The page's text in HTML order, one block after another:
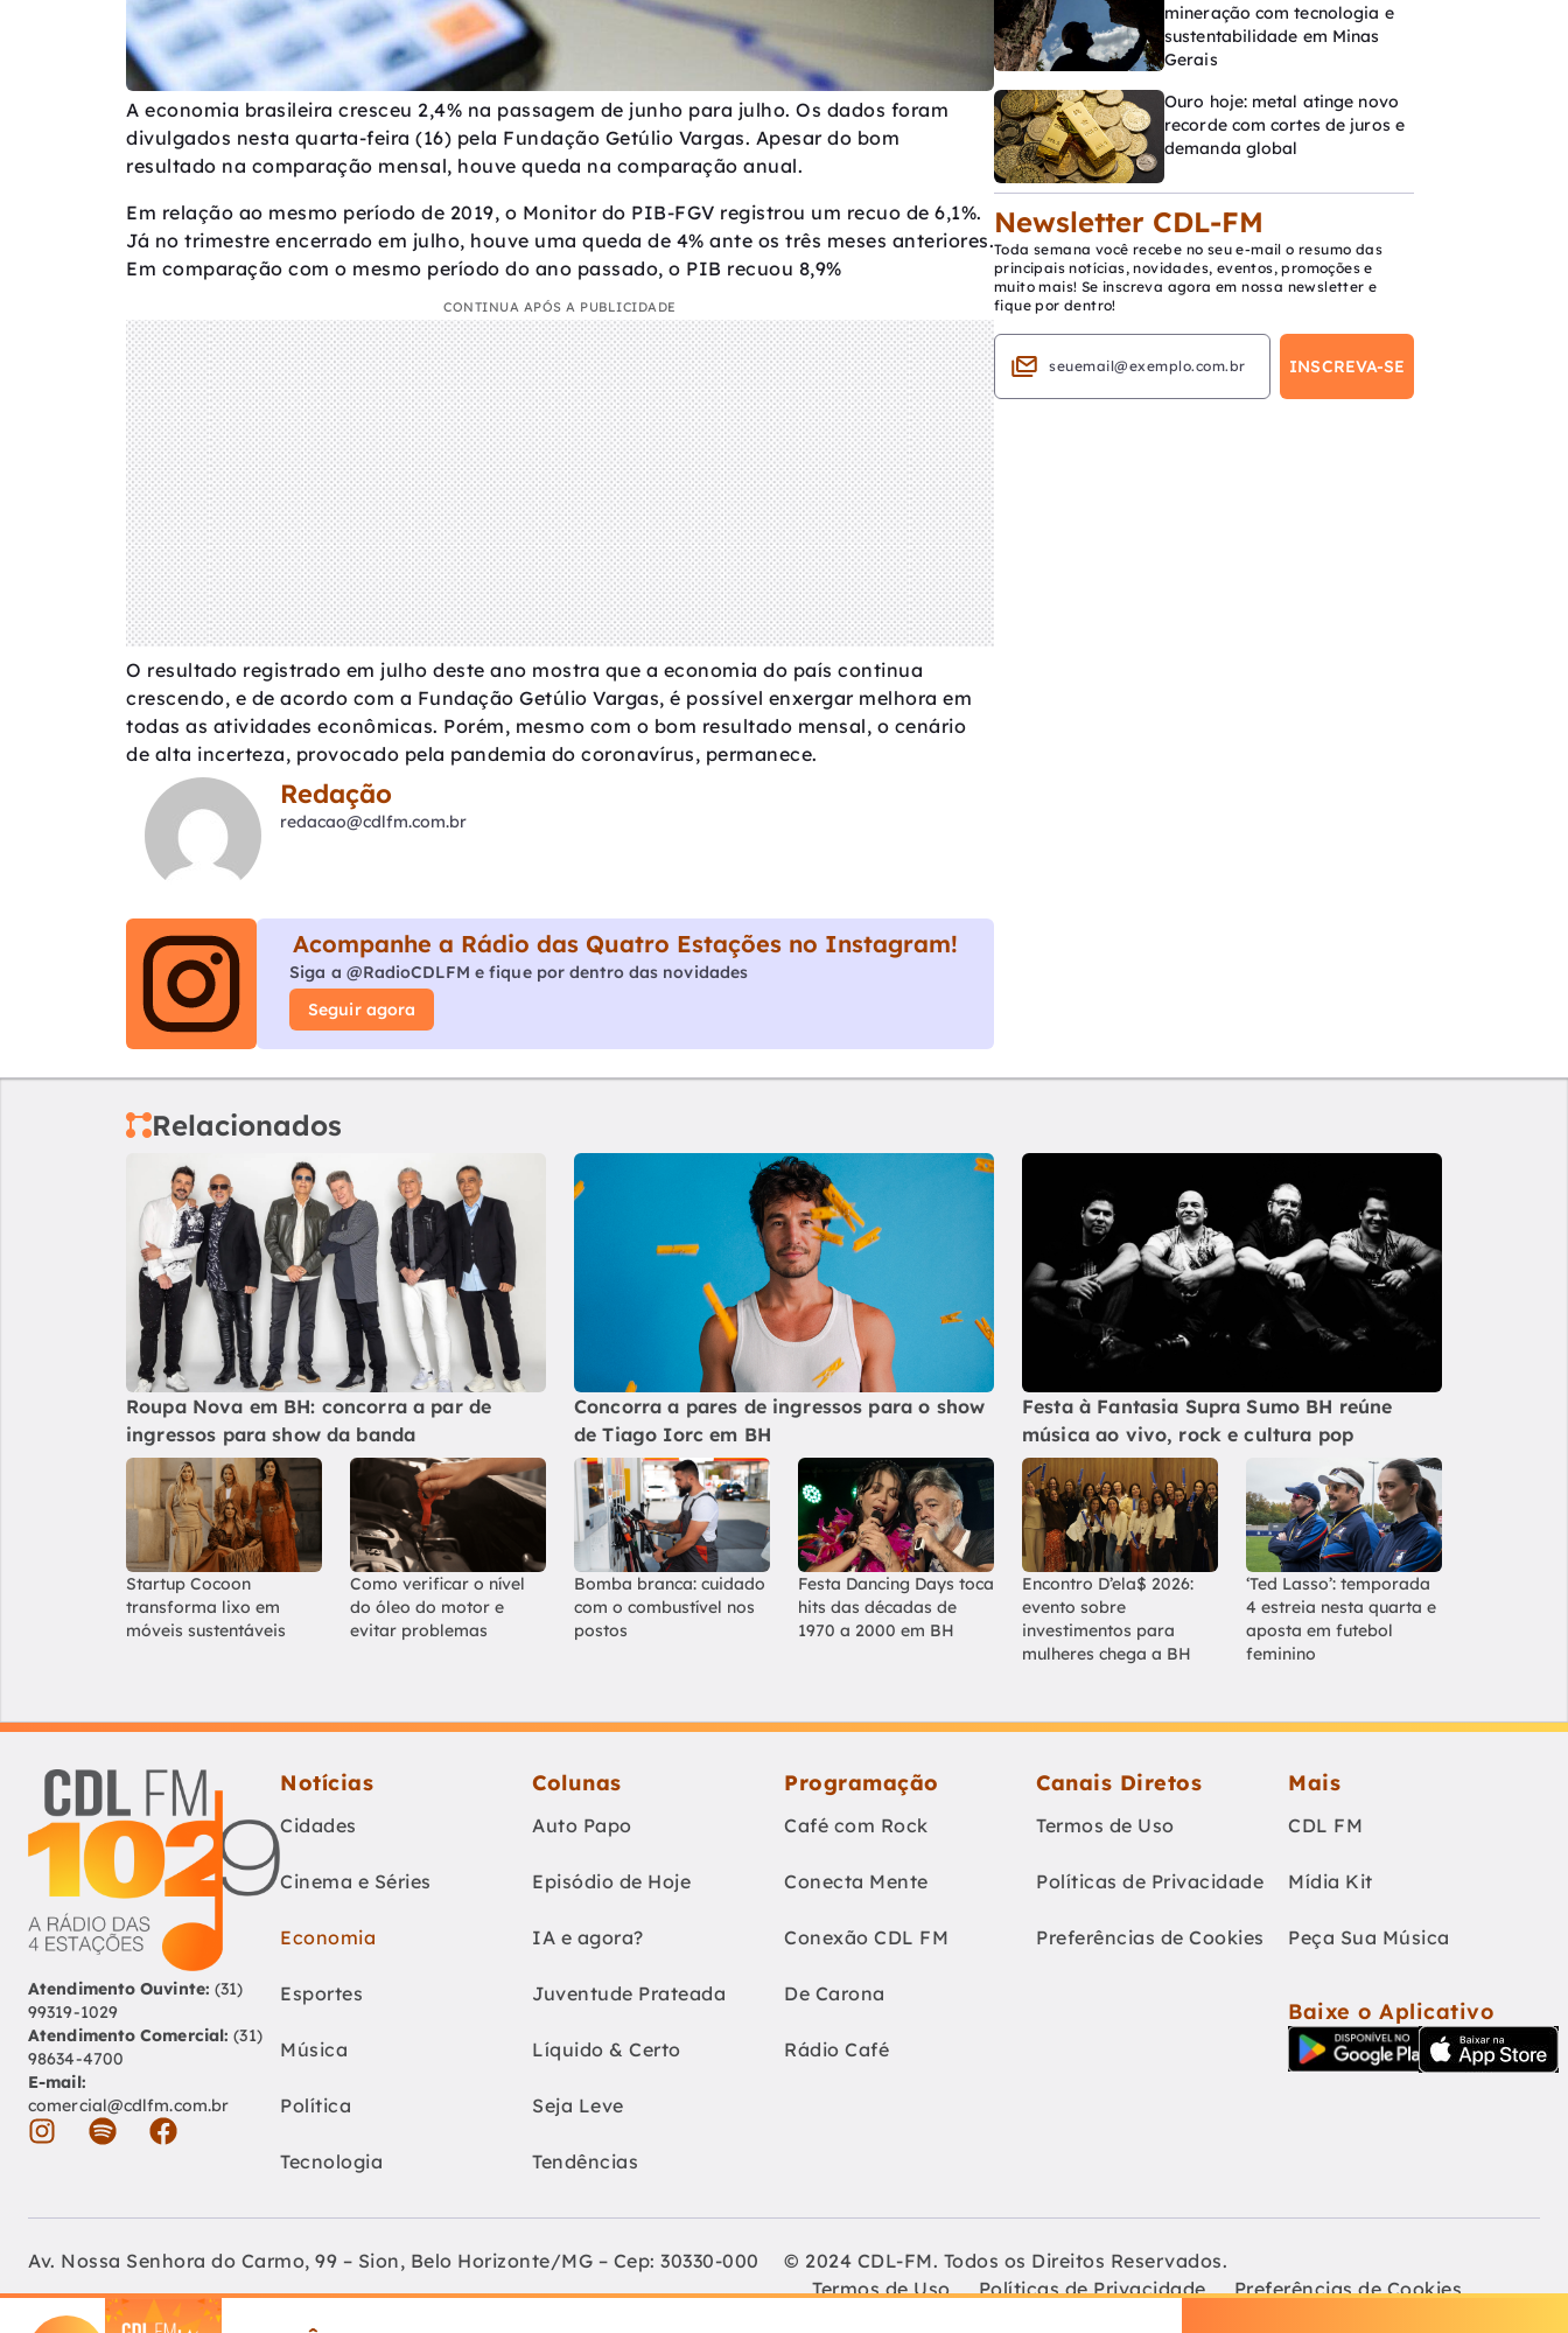
A economia brasileira cresceu 2,4% na passagem de junho para julho. Os dados foram
divulgados nesta quarta-feira (16) pela Fundação Getúlio Vargas. Apesar do bom
resultado na comparação mensal, houve queda na comparação anual.
Em relação ao mesmo período de 2019, o Monitor do PIB-FGV registrou um recuo de 6,1%.
Já no trimestre encerrado em julho, houve uma queda de 4% ante os três meses anteriores.
Em comparação com o mesmo período do ano passado, o PIB recuou 8,9%
CONTINUA APÓS A PUBLICIDADE
O resultado registrado em julho deste ano mostra que a economia do país continua
crescendo, e de acordo com a Fundação Getúlio Vargas, é possível enxergar melhora em
todas as atividades econômicas. Porém, mesmo com o bom resultado mensal, o cenário
de alta incerteza, provocado pela pandemia do coronavírus, permanece.
Redação
redacao@cdlfm.com.br
Acompanhe a Rádio das Quatro Estações no Instagram!
Siga a @RadioCDLFM e fique por dentro das novidades
Seguir agora
mineração com tecnologia e
sustentabilidade em Minas
Gerais
Ouro hoje: metal atinge novo
recorde com cortes de juros e
demanda global
Newsletter CDL-FM
Toda semana você recebe no seu e-mail o resumo das
principais notícias, novidades, eventos, promoções e
muito mais! Se inscreva agora em nossa newsletter e
fique por dentro!
Relacionados
Roupa Nova em BH: concorra a par de
ingressos para show da banda
Concorra a pares de ingressos para o show
de Tiago Iorc em BH
Festa à Fantasia Supra Sumo BH reúne
música ao vivo, rock e cultura pop
Startup Cocoon
transforma lixo em
móveis sustentáveis
Como verificar o nível
do óleo do motor e
evitar problemas
Bomba branca: cuidado
com o combustível nos
postos
Festa Dancing Days toca
hits das décadas de
1970 a 2000 em BH
Encontro D’ela$ 2026:
evento sobre
investimentos para
mulheres chega a BH
‘Ted Lasso’: temporada
4 estreia nesta quarta e
aposta em futebol
feminino
Atendimento Ouvinte: (31)
99319-1029
Atendimento Comercial: (31)
98634-4700
E-mail:
comercial@cdlfm.com.br
Notícias
Cidades
Cinema e Séries
Economia
Esportes
Música
Política
Tecnologia
Colunas
Auto Papo
Episódio de Hoje
IA e agora?
Juventude Prateada
Líquido & Certo
Seja Leve
Tendências
Programação
Café com Rock
Conecta Mente
Conexão CDL FM
De Carona
Rádio Café
Canais Diretos
Termos de Uso
Políticas de Privacidade
Preferências de Cookies
Mais
CDL FM
Mídia Kit
Peça Sua Música
Baixe o Aplicativo
Av. Nossa Senhora do Carmo, 99 – Sion, Belo Horizonte/MG – Cep: 30330-000
Fundação Educativa Cultural Câmara De Dirigentes Lojistas de Belo Horizonte
© 2024 CDL-FM. Todos os Direitos Reservados.
Termos de Uso
Políticas de Privacidade Preferências de Cookies